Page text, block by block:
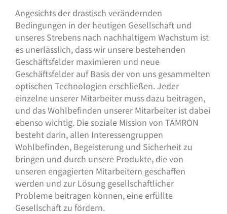
Angesichts der drastisch verändernden
Bedingungen in der heutigen Gesellschaft und
unseres Strebens nach nachhaltigem Wachstum ist
es unerlässlich, dass wir unsere bestehenden
Geschäftsfelder maximieren und neue
Geschäftsfelder auf Basis der von uns gesammelten
optischen Technologien erschließen. Jeder
einzelne unserer Mitarbeiter muss dazu beitragen,
und das Wohlbefinden unserer Mitarbeiter ist dabei
ebenso wichtig. Die soziale Mission von TAMRON
besteht darin, allen Interessengruppen
Wohlbefinden, Begeisterung und Sicherheit zu
bringen und durch unsere Produkte, die von
unseren engagierten Mitarbeitern geschaffen
werden und zur Lösung gesellschaftlicher
Probleme beitragen können, eine erfüllte
Gesellschaft zu fördern.